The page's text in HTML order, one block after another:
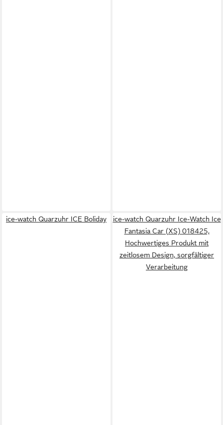
ice-watch Quarzuhr ICE Boliday
ice-watch Quarzuhr Ice-Watch Ice
Fantasia Car (XS) 018425,
Hochwertiges Produkt mit
zeitlosem Design, sorgfältiger
Verarbeitung